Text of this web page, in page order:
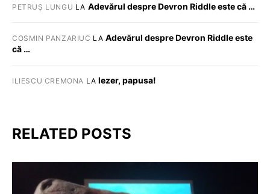
PETRUȘ LUNGU LA Adevărul despre Devron Riddle este că …
COSMIN PANZARIUC LA Adevărul despre Devron Riddle este
că …
ILIESCU CREMONA LA Iezer, papusa!
RELATED POSTS